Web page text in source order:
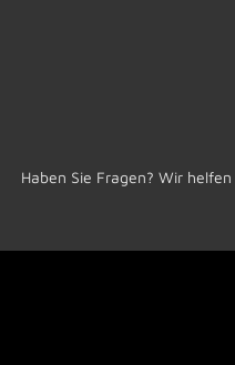
Haben Sie Fragen? Wir